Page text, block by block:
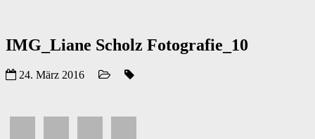
IMG_Liane Scholz Fotografie_10
24. März 2016